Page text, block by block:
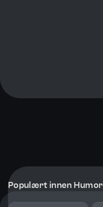
Populært innen Humor